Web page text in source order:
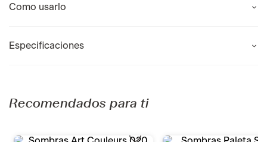
Como usarlo
Especificaciones
Recomendados para ti